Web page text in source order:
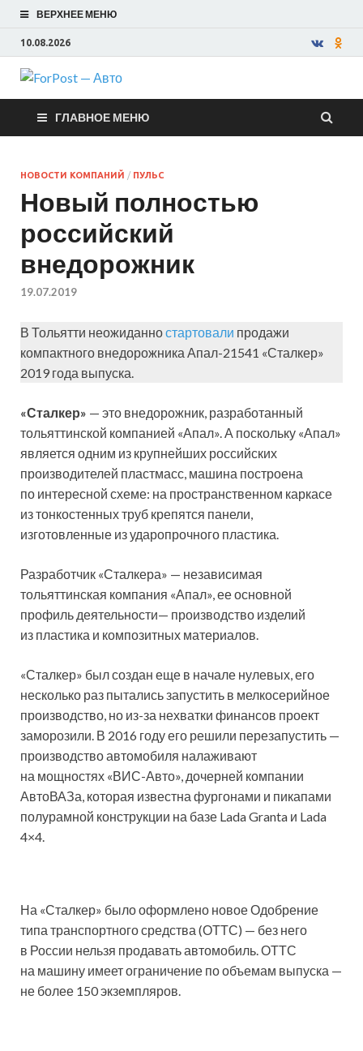
ВЕРХНЕЕ МЕНЮ
10.08.2026
ForPost —
Авто
ГЛАВНОЕ МЕНЮ
НОВОСТИ КОМПАНИЙ / ПУЛЬС
Новый полностью
российский
внедорожник
19.07.2019
В Тольятти неожиданностартовали продажи
компактного внедорожника Апал-21541 «Сталкер»
2019 года выпуска.
«Сталкер» — это внедорожник, разработанный
тольяттинской компанией «Апал». А поскольку «Апал»
является одним из крупнейших российских
производителей пластмасс, машина построена
по интересной схеме: на пространственном каркасе
из тонкостенных труб крепятся панели,
изготовленные из ударопрочного пластика.
Разработчик «Сталкера» — независимая
тольяттинская компания «Апал», ее основной
профиль деятельности— производство изделий
из пластика и композитных материалов.
«Сталкер» был создан еще в начале нулевых, его
несколько раз пытались запустить в мелкосерийное
производство, но из-за нехватки финансов проект
заморозили. В 2016 году его решили перезапустить —
производство автомобиля налаживают
на мощностях «ВИС-Авто», дочерней компании
АвтоВАЗа, которая известна фургонами и пикапами
полурамной конструкции на базе Lada Granta и Lada
4×4.
На «Сталкер» было оформлено новое Одобрение
типа транспортного средства (ОТТС) — без него
в России нельзя продавать автомобиль. ОТТС
на машину имеет ограничение по объемам выпуска —
не более 150 экземпляров.